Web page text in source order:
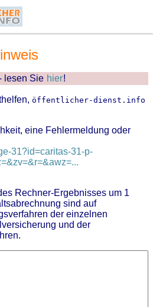
lesen Sie hier!
öffentlicher-dienst.info
eine Fehlermeldung oder
31?id=caritas-31-p-
Rechner-Ergebnisses um 1
sind auf
der einzelnen
und der